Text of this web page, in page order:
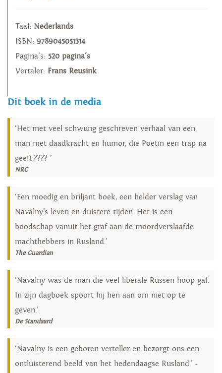
Taal: Nederlands
ISBN: 9789045051314
Pagina's: 520 pagina's
Vertaler: Frans Reusink
Dit boek in de media
‘Het met veel schwung geschreven verhaal van een
man met daadkracht en humor, die Poetin een trap na
geeft.???? ’
NRC
‘Een moedig en briljant boek, een helder verslag van
Navalny’s leven en duistere tijden. Het is een
boodschap vanuit het graf aan de moordverslaafde
machthebbers in Rusland.’
The Guardian
‘Navalny was de man die veel liberale Russen hoop gaf.
In zijn dagboek spoort hij hen aan om niet op te
geven.’
De Standaard
‘Navalny is een geboren verteller en bezorgt ons een
ontluisterend beeld van het hedendaagse Rusland.’ -